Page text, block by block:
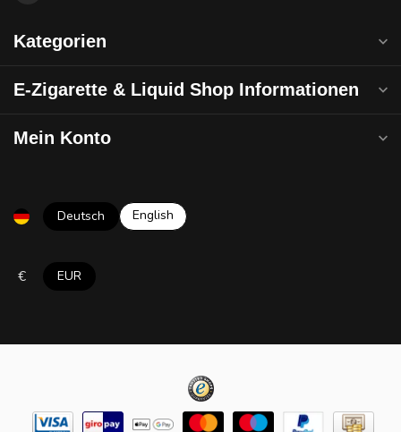
Kategorien
E-Zigarette & Liquid Shop Informationen
Mein Konto
Deutsch English
€ EUR